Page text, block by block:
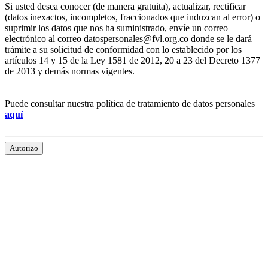
Si usted desea conocer (de manera gratuita), actualizar, rectificar
(datos inexactos, incompletos, fraccionados que induzcan al error) o
suprimir los datos que nos ha suministrado, envíe un correo
electrónico al correo datospersonales@fvl.org.co donde se le dará
trámite a su solicitud de conformidad con lo establecido por los
artículos 14 y 15 de la Ley 1581 de 2012, 20 a 23 del Decreto 1377
de 2013 y demás normas vigentes.
Puede consultar nuestra política de tratamiento de datos personales
aquí
Autorizo